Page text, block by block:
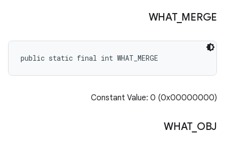
WHAT_ MERGE
public static final int WHAT_MERGE
Constant Value: 0 (0x00000000)
WHAT_ OBJ